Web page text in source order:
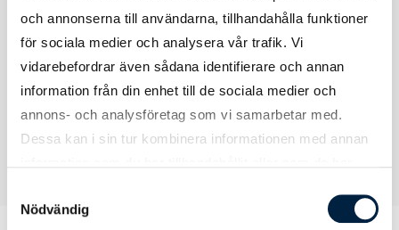
och annonserna till användarna, tillhandahålla funktioner
för sociala medier och analysera vår trafik. Vi
vidarebefordrar även sådana identifierare och annan
information från din enhet till de sociala medier och
annons- och analysföretag som vi samarbetar med.
Dessa kan i sin tur kombinera informationen med annan
Nödvändig
Tryckmetod(er) Tampotryck eller lasergravyr
Tryckyta 16x7 mm